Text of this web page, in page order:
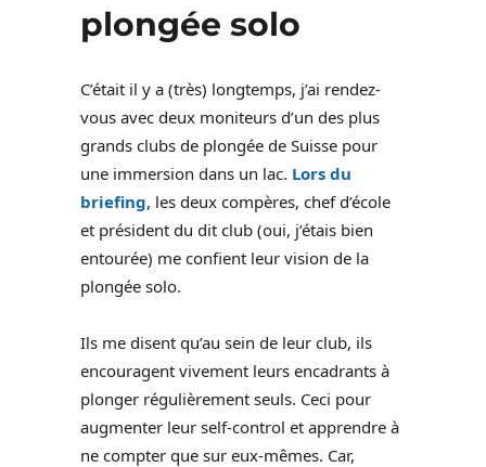
plongée solo
C’était il y a (très) longtemps, j’ai rendez-
vous avec deux moniteurs d’un des plus
grands clubs de plongée de Suisse pour
une immersion dans un lac. Lors du
briefing, les deux compères, chef d’école
et président du dit club (oui, j’étais bien
entourée) me confient leur vision de la
plongée solo.
Ils me disent qu’au sein de leur club, ils
encouragent vivement leurs encadrants à
plonger régulièrement seuls. Ceci pour
augmenter leur self-control et apprendre à
ne compter que sur eux-mêmes. Car,